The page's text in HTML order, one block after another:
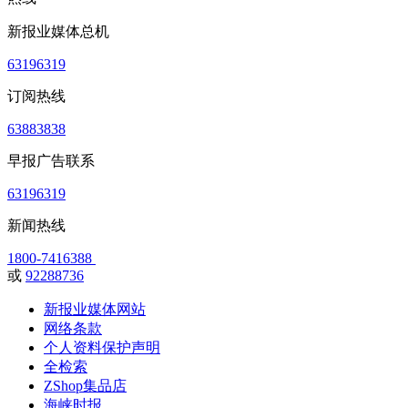
新报业媒体总机
63196319
订阅热线
63883838
早报广告联系
63196319
新闻热线
1800-7416388
或 92288736
新报业媒体网站
网络条款
个人资料保护声明
全检索
ZShop集品店